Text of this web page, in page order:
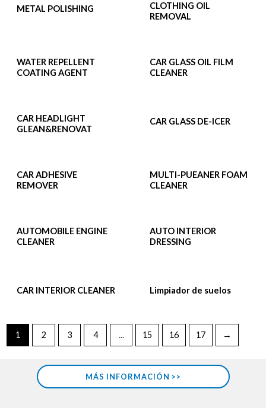
METAL POLISHING
CLOTHING OIL
REMOVAL
WATER REPELLENT
COATING AGENT
CAR GLASS OIL FILM
CLEANER
CAR HEADLIGHT
GLEAN&RENOVAT
CAR GLASS DE-ICER
CAR ADHESIVE
REMOVER
MULTI-PUEANER FOAM
CLEANER
AUTOMOBILE ENGINE
CLEANER
AUTO INTERIOR
DRESSING
CAR INTERIOR CLEANER Limpiador de suelos
1 2 3 4 ... 15 16 17 →
MÁS INFORMACIÓN >>